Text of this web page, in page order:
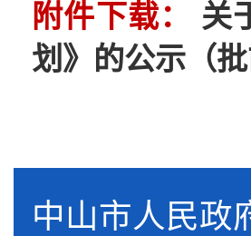
附件下载： 关
划》的公示（
中山市人民